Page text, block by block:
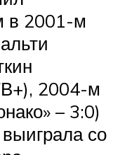
в 2001-м
2004-м
– 3:0)
со